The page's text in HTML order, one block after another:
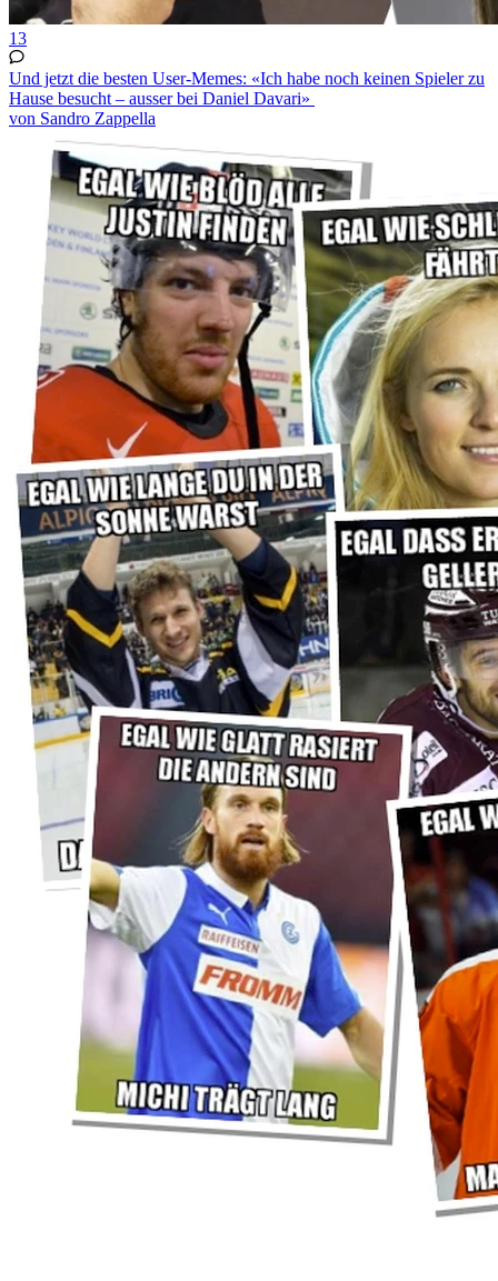
13
Und jetzt die besten User-Memes: «Ich habe noch keinen Spieler zu
Hause besucht – ausser bei Daniel Davari»
von Sandro Zappella